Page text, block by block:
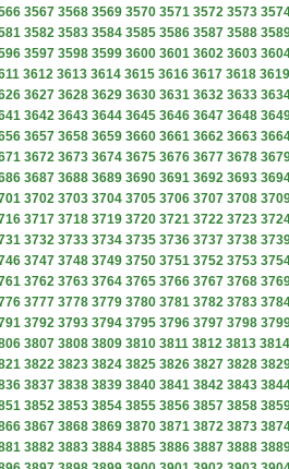
3567 3568 3569 3570 3571 3572 3573
3582 3583 3584 3585 3586 3587 3588
3597 3598 3599 3600 3601 3602 3603
3612 3613 3614 3615 3616 3617 3618 3619
3627 3628 3629 3630 3631 3632 3633
3642 3643 3644 3645 3646 3647 3648
3657 3658 3659 3660 3661 3662 3663
3672 3673 3674 3675 3676 3677 3678
3687 3688 3689 3690 3691 3692 3693
3702 3703 3704 3705 3706 3707 3708
3717 3718 3719 3720 3721 3722 3723
3732 3733 3734 3735 3736 3737 3738
3747 3748 3749 3750 3751 3752 3753
3762 3763 3764 3765 3766 3767 3768
3777 3778 3779 3780 3781 3782 3783
3792 3793 3794 3795 3796 3797 3798
3807 3808 3809 3810 3811 3812 3813 3814
3822 3823 3824 3825 3826 3827 3828
3837 3838 3839 3840 3841 3842 3843
3852 3853 3854 3855 3856 3857 3858
3867 3868 3869 3870 3871 3872 3873
3882 3883 3884 3885 3886 3887 3888